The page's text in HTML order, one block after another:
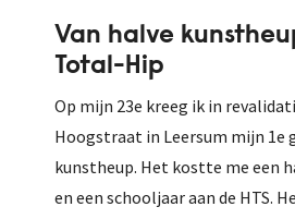
Van halve
Total-Hip
Op mijn 23e kreeg ik in
Hoogstraat in Leersum mijn 1e
kunstheup. Het kostte me een
en een schooljaar aan de HTS.